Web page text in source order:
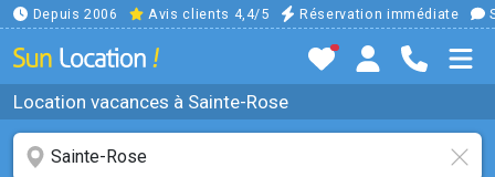
Depuis 2006 Avis clients 4,4/5 Réservation immédiate
Location vacances à Sainte-Rose